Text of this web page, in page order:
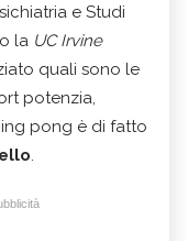
e Studi
la UC Irvine
quali sono le
potenzia,
pong è di fatto
.